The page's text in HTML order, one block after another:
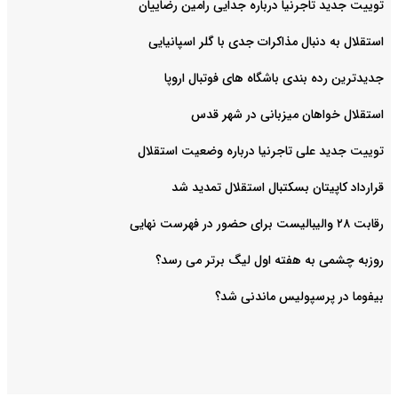
توییت جدید تاجرنیا درباره جدایی رامین رضاییان
استقلال به دنبال مذاکرات جدی با گلر اسپانیایی
جدیدترین رده بندی باشگاه های فوتبال اروپا
استقلال خواهان میزبانی در شهر قدس
توییت جدید علی تاجرنیا درباره وضعیت استقلال
قرارداد کاپیتان بسکتبال استقلال تمدید شد
رقابت ۲۸ والیبالیست برای حضور در فهرست نهایی
روزبه چشمی به هفته اول لیگ برتر می رسد؟
بیفوما در پرسپولیس ماندنی شد؟